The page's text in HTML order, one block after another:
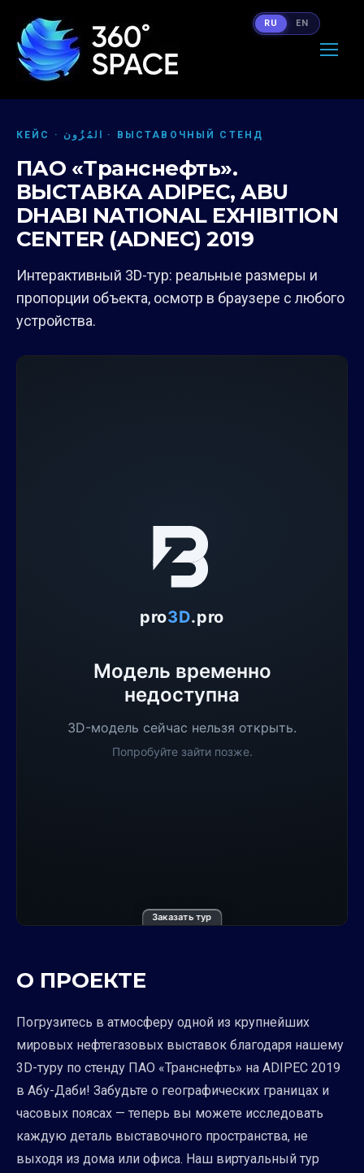
КЕЙС · المُزُون · ВЫСТАВОЧНЫЙ СТЕНД
ПАО «Транснефть».
ВЫСТАВКА ADIPEC, ABU
DHABI NATIONAL EXHIBITION
CENTER (ADNEC) 2019
Интерактивный 3D-тур: реальные размеры и
пропорции объекта, осмотр в браузере с любого
устройства.
Заказать тур
О ПРОЕКТЕ
Погрузитесь в атмосферу одной из крупнейших
мировых нефтегазовых выставок благодаря нашему
3D-туру по стенду ПАО «Транснефть» на ADIPEC 2019
в Абу-Даби! Забудьте о географических границах и
часовых поясах — теперь вы можете исследовать
каждую деталь выставочного пространства, не
выходя из дома или офиса. Наш виртуальный тур
RU EN